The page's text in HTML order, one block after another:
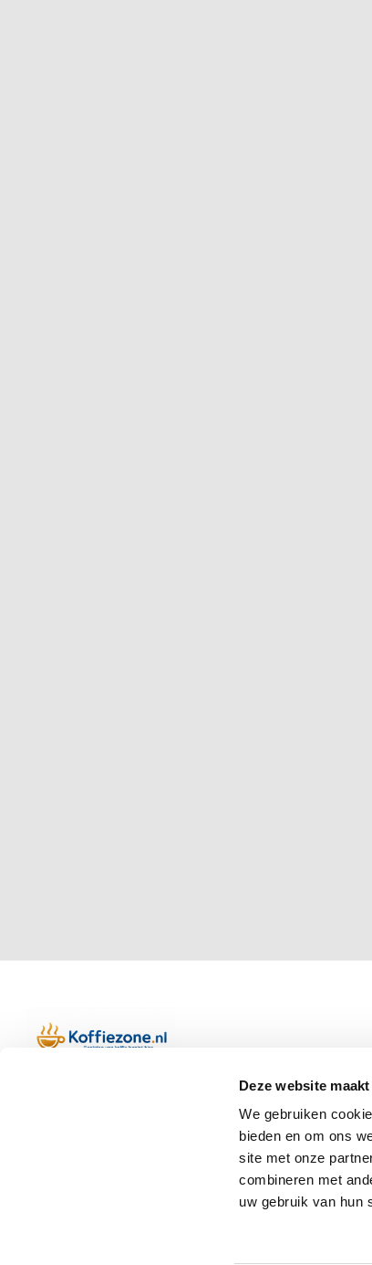
Deze website
We gebruiken
bieden en om ons
site met onze
combineren met
uw gebruik van hun
Op werkdagen telefonisch bereikbaar